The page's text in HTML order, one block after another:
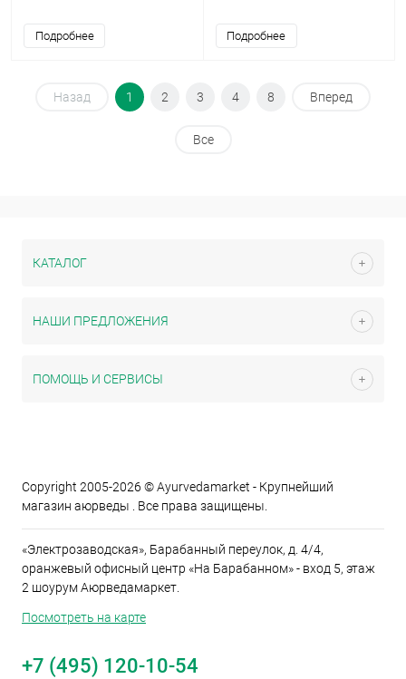
Подробнее Подробнее
Назад 1 2 3 4 8 Вперед
Все
КАТАЛОГ
НАШИ ПРЕДЛОЖЕНИЯ
ПОМОЩЬ И СЕРВИСЫ
Copyright 2005-2026 © Ayurvedamarket - Крупнейший
магазин аюрведы . Все права защищены.
«Электрозаводская», Барабанный переулок, д. 4/4,
оранжевый офисный центр «На Барабанном» - вход 5, этаж
2 шоурум Аюрведамаркет.
Посмотреть на карте
+7 (495) 120-10-54